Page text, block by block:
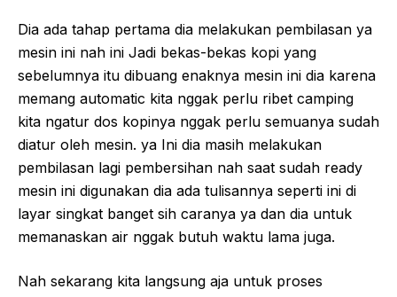
Dia ada tahap pertama dia melakukan pembilasan ya
mesin ini nah ini Jadi bekas-bekas kopi yang
sebelumnya itu dibuang enaknya mesin ini dia karena
memang automatic kita nggak perlu ribet camping
kita ngatur dos kopinya nggak perlu semuanya sudah
diatur oleh mesin. ya Ini dia masih melakukan
pembilasan lagi pembersihan nah saat sudah ready
mesin ini digunakan dia ada tulisannya seperti ini di
layar singkat banget sih caranya ya dan dia untuk
memanaskan air nggak butuh waktu lama juga.
Nah sekarang kita langsung aja untuk proses